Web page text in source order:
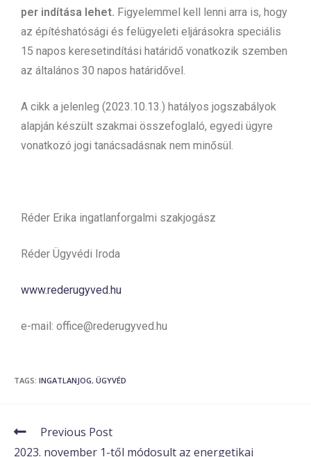
per indítása lehet. Figyelemmel kell lenni arra is, hogy
az építéshatósági és felügyeleti eljárásokra speciális
15 napos keresetindítási határidő vonatkozik szemben
az általános 30 napos határidővel.
A cikk a jelenleg (2023.10.13.) hatályos jogszabályok
alapján készült szakmai összefoglaló, egyedi ügyre
vonatkozó jogi tanácsadásnak nem minősül.
Réder Erika ingatlanforgalmi szakjogász
Réder Ügyvédi Iroda
www.rederugyved.hu
e-mail: office@rederugyved.hu
TAGS: INGATLANJOG, ÜGYVÉD
Previous Post
2023. november 1-től módosult az energetikai